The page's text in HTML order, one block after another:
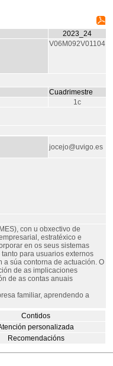
2023_24
V06M092V01104
Cuadrimestre
1c
jocejo@uvigo.es
con u obxectivo de
estratéxico e
en os seus sistemas
para usuarios externos
a súa contorna de actuación. O
de as implicaciones
de as contas anuais
familiar, aprendendo a
Contidos
personalizada
Recomendacións